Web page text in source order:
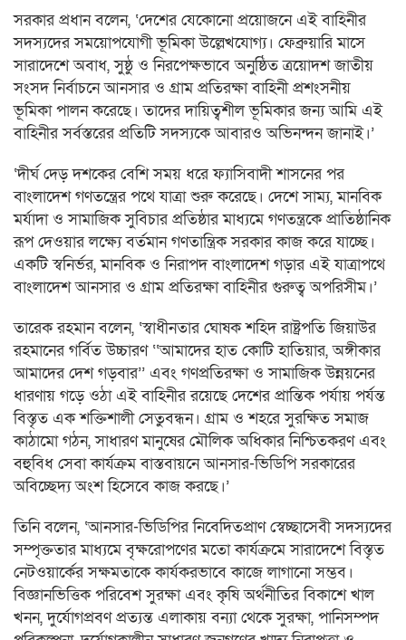
সরকার প্রধান বলেন, ‘দেশের যেকোনো প্রয়োজনে এই বাহিনীর
সদস্যদের সময়োপযোগী ভূমিকা উল্লেখযোগ্য। ফেব্রুয়ারি মাসে
সারাদেশে অবাধ, সুষ্ঠু ও নিরপেক্ষভাবে অনুষ্ঠিত ত্রয়োদশ জাতীয়
সংসদ নির্বাচনে আনসার ও গ্রাম প্রতিরক্ষা বাহিনী প্রশংসনীয়
ভূমিকা পালন করেছে। তাদের দায়িত্বশীল ভূমিকার জন্য আমি এই
বাহিনীর সর্বস্তরের প্রতিটি সদস্যকে আবারও অভিনন্দন জানাই।’
‘দীর্ঘ দেড় দশকের বেশি সময় ধরে ফ্যাসিবাদী শাসনের পর
বাংলাদেশ গণতন্ত্রের পথে যাত্রা শুরু করেছে। দেশে সাম্য, মানবিক
মর্যাদা ও সামাজিক সুবিচার প্রতিষ্ঠার মাধ্যমে গণতন্ত্রকে প্রাতিষ্ঠানিক
রূপ দেওয়ার লক্ষ্যে বর্তমান গণতান্ত্রিক সরকার কাজ করে যাচ্ছে।
একটি স্বনির্ভর, মানবিক ও নিরাপদ বাংলাদেশ গড়ার এই যাত্রাপথে
বাংলাদেশ আনসার ও গ্রাম প্রতিরক্ষা বাহিনীর গুরুত্ব অপরিসীম।’
তারেক রহমান বলেন, ‘স্বাধীনতার ঘোষক শহিদ রাষ্ট্রপতি জিয়াউর
রহমানের গর্বিত উচ্চারণ ‘‘আমাদের হাত কোটি হাতিয়ার, অঙ্গীকার
আমাদের দেশ গড়বার’’ এবং গণপ্রতিরক্ষা ও সামাজিক উন্নয়নের
ধারণায় গড়ে ওঠা এই বাহিনীর রয়েছে দেশের প্রান্তিক পর্যায় পর্যন্ত
বিস্তৃত এক শক্তিশালী সেতুবন্ধন। গ্রাম ও শহরে সুরক্ষিত সমাজ
কাঠামো গঠন, সাধারণ মানুষের মৌলিক অধিকার নিশ্চিতকরণ এবং
বহুবিধ সেবা কার্যক্রম বাস্তবায়নে আনসার-ভিডিপি সরকারের
অবিচ্ছেদ্য অংশ হিসেবে কাজ করছে।’
তিনি বলেন, ‘আনসার-ভিডিপির নিবেদিতপ্রাণ স্বেচ্ছাসেবী সদস্যদের
সম্পৃক্ততার মাধ্যমে বৃক্ষরোপণের মতো কার্যক্রমে সারাদেশে বিস্তৃত
নেটওয়ার্কের সক্ষমতাকে কার্যকরভাবে কাজে লাগানো সম্ভব।
বিজ্ঞানভিত্তিক পরিবেশ সুরক্ষা এবং কৃষি অর্থনীতির বিকাশে খাল
খনন, দুর্যোগপ্রবণ প্রত্যন্ত এলাকায় বন্যা থেকে সুরক্ষা, পানিসম্পদ